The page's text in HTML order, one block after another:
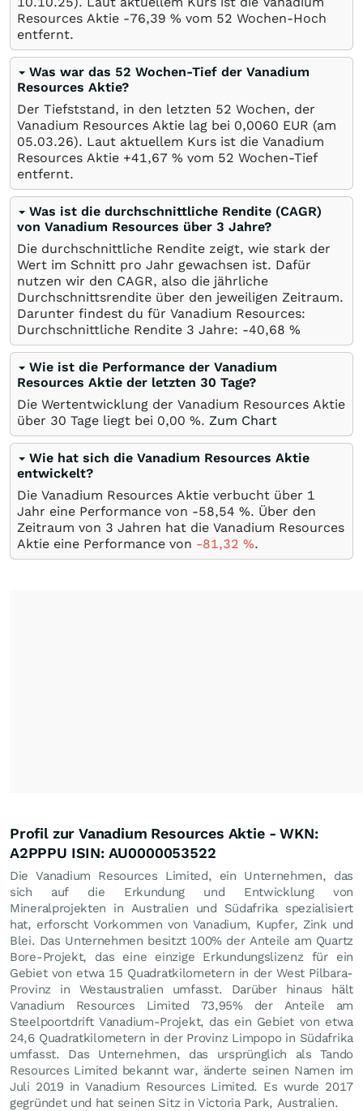
Resources Aktie -76,39 % vom 52 Wochen-Hoch
entfernt.
Was war das 52 Wochen-Tief der Vanadium
Resources Aktie?
Der Tiefststand, in den letzten 52 Wochen, der
Vanadium Resources Aktie lag bei 0,0060 EUR (am
05.03.26). Laut aktuellem Kurs ist die Vanadium
Resources Aktie +41,67 % vom 52 Wochen-Tief
entfernt.
Was ist die durchschnittliche Rendite (CAGR)
von Vanadium Resources über 3 Jahre?
Die durchschnittliche Rendite zeigt, wie stark der
Wert im Schnitt pro Jahr gewachsen ist. Dafür
nutzen wir den CAGR, also die jährliche
Durchschnittsrendite über den jeweiligen Zeitraum.
Darunter findest du für Vanadium Resources:
Durchschnittliche Rendite 3 Jahre: -40,68 %
Wie ist die Performance der Vanadium
Resources Aktie der letzten 30 Tage?
Die Wertentwicklung der Vanadium Resources Aktie
über 30 Tage liegt bei 0,00 %. Zum Chart
Wie hat sich die Vanadium Resources Aktie
entwickelt?
Die Vanadium Resources Aktie verbucht über 1
Jahr eine Performance von -58,54 %. Über den
Zeitraum von 3 Jahren hat die Vanadium Resources
Aktie eine Performance von -81,32 %.
Profil zur Vanadium Resources Aktie - WKN:
A2PPPU ISIN: AU0000053522
Die Vanadium Resources Limited, ein Unternehmen, das
sich auf die Erkundung und Entwicklung von
Mineralprojekten in Australien und Südafrika spezialisiert
hat, erforscht Vorkommen von Vanadium, Kupfer, Zink und
Blei. Das Unternehmen besitzt 100% der Anteile am Quartz
Bore-Projekt, das eine einzige Erkundungslizenz für ein
Gebiet von etwa 15 Quadratkilometern in der West Pilbara-
Provinz in Westaustralien umfasst. Darüber hinaus hält
Vanadium Resources Limited 73,95% der Anteile am
Steelpoortdrift Vanadium-Projekt, das ein Gebiet von etwa
24,6 Quadratkilometern in der Provinz Limpopo in Südafrika
umfasst. Das Unternehmen, das ursprünglich als Tando
Resources Limited bekannt war, änderte seinen Namen im
Juli 2019 in Vanadium Resources Limited. Es wurde 2017
gegründet und hat seinen Sitz in Victoria Park, Australien.